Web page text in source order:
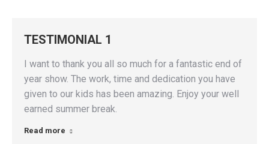
TESTIMONIAL 1
I want to thank you all so much for a fantastic end of
year show. The work, time and dedication you have
given to our kids has been amazing. Enjoy your well
earned summer break.
Read more